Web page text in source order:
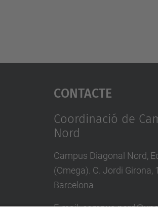
Contacte
Coordinació de
Nord
Campus Diagonal Nord,
(Omega). C. Jordi Girona,
Barcelona
E-mail: